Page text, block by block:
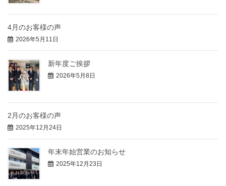
4月のお客様の声
2026年5月11日
新年度ご挨拶
2026年5月8日
2月のお客様の声
2025年12月24日
年末年始営業のお知らせ
2025年12月23日